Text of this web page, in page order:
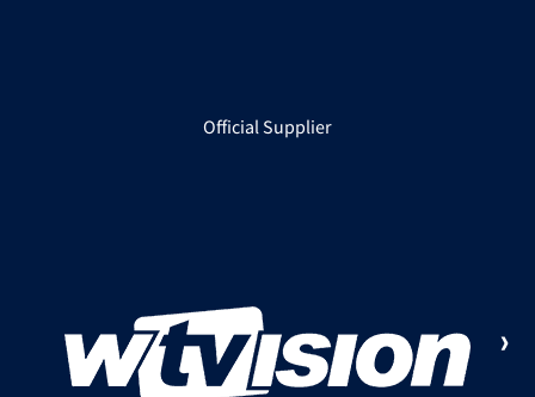
Official Supplier